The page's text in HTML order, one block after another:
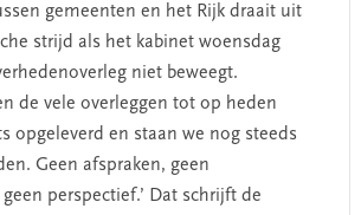
gemeenten en het Rijk draait uit
strijd als het kabinet woensdag
niet beweegt.
de vele overleggen tot op heden
opgeleverd en staan we nog steeds
Geen afspraken, geen
perspectief.’ Dat schrijft de